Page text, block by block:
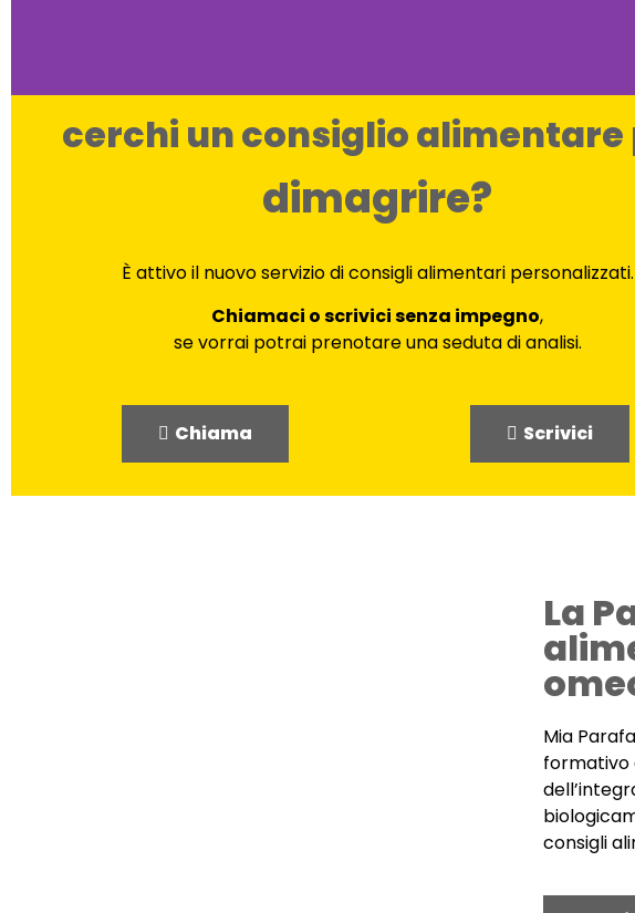
cerchi un consiglio alimentare
dimagrire?
È attivo il nuovo servizio di consigli alimentari personalizzati.
Chiamaci o scrivici senza impegno,
se vorrai potrai prenotare una seduta di analisi.
Chiama Scrivici
La
Mia
formativo
consigli